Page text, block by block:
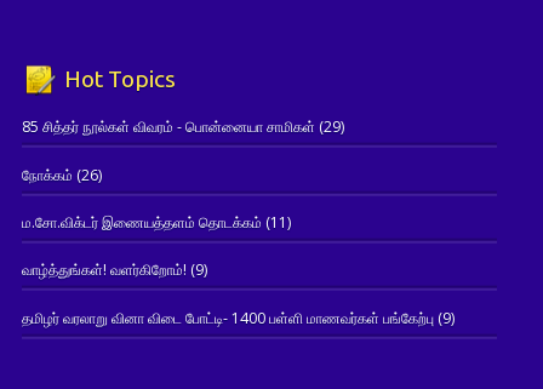
Hot Topics
85 சித்தர் நூல்கள் விவரம் - பொன்னையா சாமிகள் (29)
நோக்கம் (26)
ம.சோ.விக்டர் இணையத்தளம் தொடக்கம் (11)
வாழ்த்துங்கள்! வளர்கிறோம்! (9)
தமிழர் வரலாறு வினா விடை போட்டி- 1400 பள்ளி மாணவர்கள் பங்கேற்பு(9)